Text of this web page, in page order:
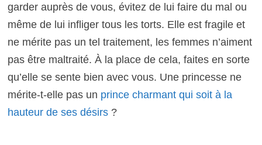
garder auprès de vous, évitez de lui faire du mal ou
même de lui infliger tous les torts. Elle est fragile et
ne mérite pas un tel traitement, les femmes n’aiment
pas être maltraité. À la place de cela, faites en sorte
qu’elle se sente bien avec vous. Une princesse ne
mérite-t-elle pas un prince charmant qui soit à la
hauteur de ses désirs?